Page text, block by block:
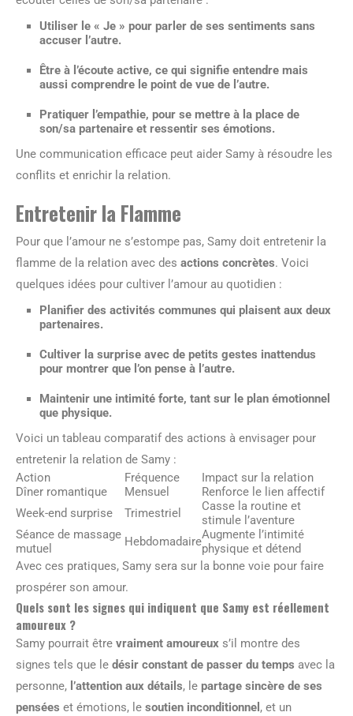
Utiliser le « Je » pour parler de ses sentiments sans
accuser l’autre.
Être à l’écoute active, ce qui signifie entendre mais
aussi comprendre le point de vue de l’autre.
Pratiquer l’empathie, pour se mettre à la place de
son/sa partenaire et ressentir ses émotions.
Une communication efficace peut aider Samy à résoudre les
conflits et enrichir la relation.
Entretenir la Flamme
Pour que l’amour ne s’estompe pas, Samy doit entretenir la
flamme de la relation avec des actions concrètes. Voici
quelques idées pour cultiver l’amour au quotidien :
Planifier des activités communes qui plaisent aux deux
partenaires.
Cultiver la surprise avec de petits gestes inattendus
pour montrer que l’on pense à l’autre.
Maintenir une intimité forte, tant sur le plan émotionnel
que physique.
Voici un tableau comparatif des actions à envisager pour
entretenir la relation de Samy :
Action
Fréquence
Impact sur la relation
Dîner romantique
Mensuel
Renforce le lien affectif
Week-end surprise
Trimestriel
Casse la routine et
stimule l’aventure
Séance de massage
mutuel
HebdomadaireAugmente l’intimité
physique et détend
Avec ces pratiques, Samy sera sur la bonne voie pour faire
prospérer son amour.
Quels sont les signes qui indiquent que Samy est réellement
amoureux ?
Samy pourrait être vraiment amoureux s’il montre des
signes tels que le désir constant de passer du temps avec la
personne, l’attention aux détails, le partage sincère de ses
pensées et émotions, le soutien inconditionnel , et un